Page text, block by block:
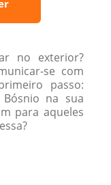
no exterior?
se com
passo:
na sua
para aqueles